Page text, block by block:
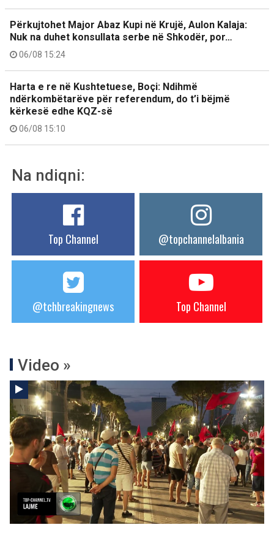
Përkujtohet Major Abaz Kupi në Krujë, Aulon Kalaja:
Nuk na duhet konsullata serbe në Shkodër, por…
06/08 15:24
Harta e re në Kushtetuese, Boçi: Ndihmë
ndërkombëtarëve për referendum, do t’i bëjmë
kërkesë edhe KQZ-së
06/08 15:10
Na ndiqni:
Top Channel @topchannelalbania
@tchbreakingnews Top Channel
Video »